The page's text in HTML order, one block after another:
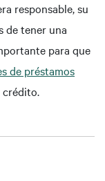
responsable, su
de tener una
para que
de préstamos
crédito.